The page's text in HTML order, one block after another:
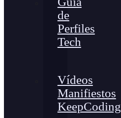
de
Perfiles
Tech
Vídeos
Manifiestos
KeepCoding